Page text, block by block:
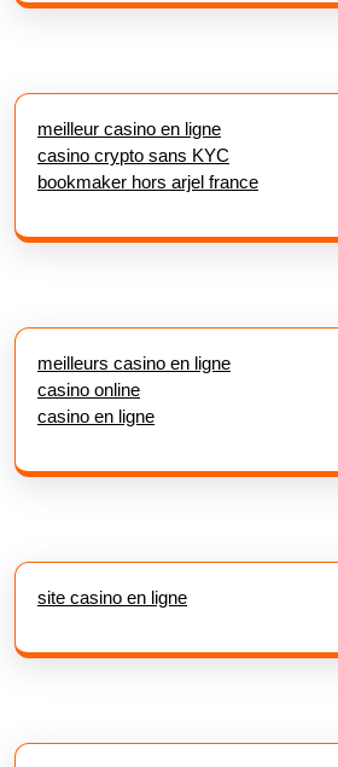
meilleur casino en ligne
casino crypto sans KYC
bookmaker hors arjel france
meilleurs casino en ligne
casino online
casino en ligne
site casino en ligne